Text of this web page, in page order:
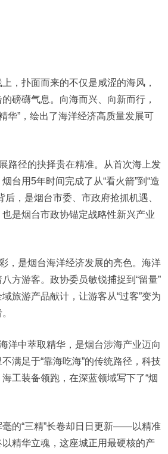
，扑面而来的不仅是咸涩的海风，
磅礴气息。向海而兴、向新而行，
精华”，绘出了海洋经济高质量发展可
路径的抉择贵在精准。从首次海上发
台用5年时间完成了从“看火箭”到“造
后，是烟台市委、市政府抢抓机遇、
是烟台市政协锚定战略性新兴产业
，是烟台海洋经济发展的亮色。海洋
方游客。政协委员敏锐捕捉到“留量”
旅游产品献计，让游客从“过客”变为
洋中萃取精华，是烟台涉海产业迈向
满足于“靠海吃海”的传统路径，科技
工装备领跑，在深蓝领域写下了“烟
毫的“三精”长卷却日日更新——以精准
精华立魂，这座城正用最硬核的产